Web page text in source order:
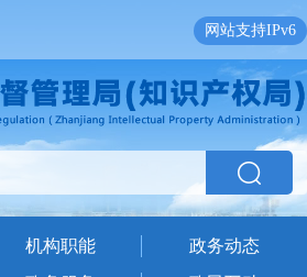
网站支持IPv6
机构职能
政务动态